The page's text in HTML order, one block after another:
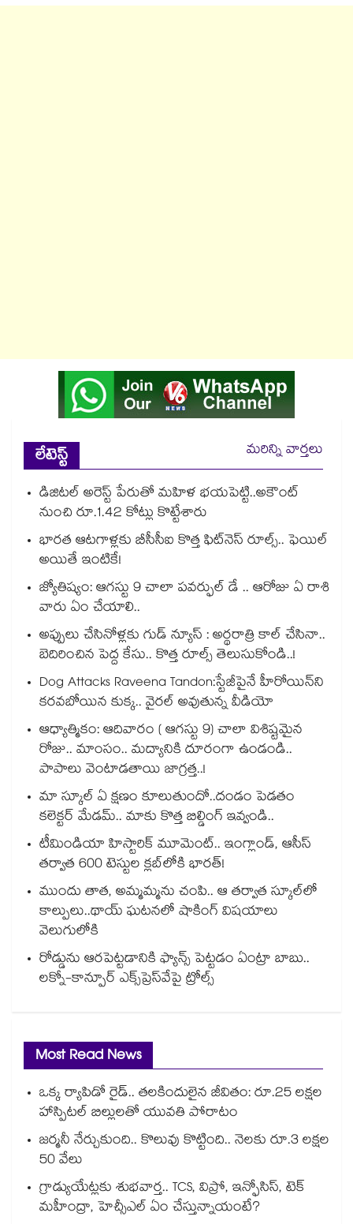
లేటెస్ట్
మరిన్ని వార్తలు
డిజిటల్ అరెస్ట్ పేరుతో మహిళ భయపెట్టి..అకౌంట్
నుంచి రూ.1.42 కోట్లు కొట్టేశారు
భారత ఆటగాళ్లకు బీసీసీఐ కొత్త ఫిట్‌నెస్ రూల్స్.. ఫెయిల్
అయితే ఇంటికే!
జ్యోతిష్యం: ఆగస్టు 9 చాలా పవర్ఫుల్ డే .. ఆరోజు ఏ రాశి
వారు ఏం చేయాలి..
అప్పులు చేసినోళ్లకు గుడ్ న్యూస్ : అర్థరాత్రి కాల్ చేసినా..
బెదిరించిన పెద్ద కేసు.. కొత్త రూల్స్ తెలుసుకోండి..!
Dog Attacks Raveena Tandon:స్టేజీపైనే హీరోయిన్⁬ని
కరవబోయిన కుక్క.. వైరల్ అవుతున్న వీడియో
ఆధ్యాత్మికం: ఆదివారం ( ఆగస్టు 9) చాలా విశిష్టమైన
రోజు.. మాంసం.. మద్యానికి దూరంగా ఉండండి..
పాపాలు వెంటాడతాయి జాగ్రత్త..!
మా స్కూల్ ఏ క్షణం కూలుతుందో..దండం పెడతం
కలెక్టర్ మేడమ్.. మాకు కొత్త బిల్డింగ్ ఇవ్వండి..
టీమిండియా హిస్టారిక్ మూమెంట్.. ఇంగ్లాండ్, ఆసీస్
తర్వాత 600 టెస్టుల క్లబ్‌లోకి భారత్!
ముందు తాత, అమ్మమ్మను చంపి.. ఆ తర్వాత స్కూల్‌లో
కాల్పులు..థాయ్ ఘటనలో షాకింగ్ విషయాలు
వెలుగులోకి
రోడ్డును ఆరపెట్టడానికి ఫ్యాన్స్ పెట్టడం ఏంట్రా బాబు..
లక్నో-కాన్పూర్ ఎక్స్‌ప్రెస్‌వేపై ట్రోల్స్
Most Read News
ఒక్క ర్యాపిడో రైడ్.. తలకిందులైన జీవితం: రూ.25 లక్షల
హాస్పిటల్ బిల్లులతో యువతి పోరాటం
జర్మనీ నేర్చుకుంది.. కొలువు కొట్టింది.. నెలకు రూ.3 లక్షల
50 వేలు
గ్రాడ్యుయేట్లకు శుభవార్త.. TCS, విప్రో, ఇన్ఫోసిస్, టెక్
మహీంద్రా, హెచ్సీఎల్ ఏం చేస్తున్నాయంటే?